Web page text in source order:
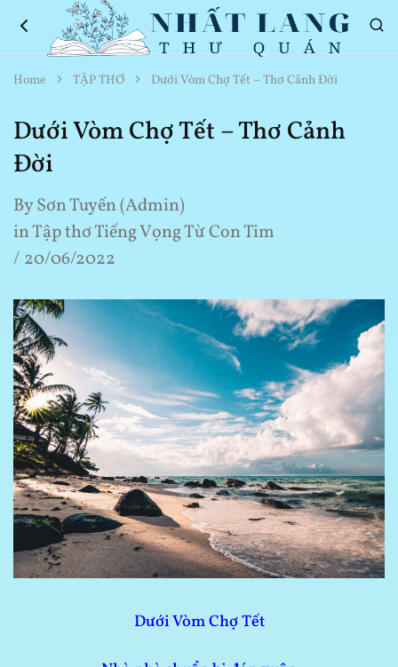
Nhất
Lang
Quán
Thơ
Hay
Cuộc
Sống
Home TẬP THƠ Dưới Vòm Chợ Tết – Thơ Cảnh Đời
Dưới Vòm Chợ Tết – Thơ Cảnh
Đời
BySơn Tuyến (Admin)
inTập thơ Tiếng Vọng Từ Con Tim
20/06/2022
Dưới Vòm Chợ Tết